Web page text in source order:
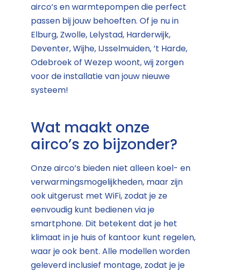
airco’s en warmtepompen die perfect
passen bij jouw behoeften. Of je nu in
Elburg, Zwolle, Lelystad, Harderwijk,
Deventer, Wijhe, IJsselmuiden, ’t Harde,
Odebroek of Wezep woont, wij zorgen
voor de installatie van jouw nieuwe
systeem!
Wat maakt onze
airco’s zo bijzonder?
Onze airco’s bieden niet alleen koel- en
verwarmingsmogelijkheden, maar zijn
ook uitgerust met WiFi, zodat je ze
eenvoudig kunt bedienen via je
smartphone. Dit betekent dat je het
klimaat in je huis of kantoor kunt regelen,
waar je ook bent. Alle modellen worden
geleverd inclusief montage, zodat je je